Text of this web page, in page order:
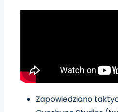
Zapowiedziano